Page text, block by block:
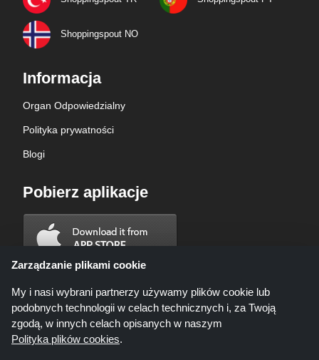
Shoppingspout NO
Informacja
Organ Odpowiedzialny
Polityka prywatności
Blogi
Pobierz aplikacje
Zarządzanie plikami cookie
My i nasi wybrani partnerzy używamy plików cookie lub
podobnych technologii w celach technicznych i, za Twoją
zgodą, w innych celach opisanych w naszym
Polityka plików cookies.